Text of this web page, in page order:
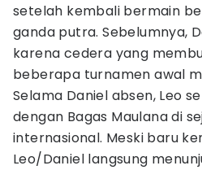
setelah kembali bermain
ganda putra. Sebelumnya,
karena cedera yang
beberapa turnamen awal
Selama Daniel absen, Leo
dengan Bagas Maulana di
internasional. Meski baru
Leo/Daniel langsung